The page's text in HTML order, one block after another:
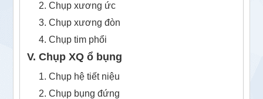
2. Chụp xương ức
3. Chụp xương đòn
4. Chụp tim phổi
V. Chụp XQ ổ bụng
1. Chụp hệ tiết niệu
2. Chụp bụng đứng